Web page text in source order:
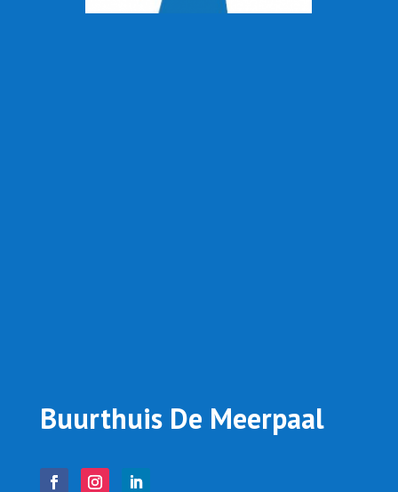
Buurthuis De Meerpaal